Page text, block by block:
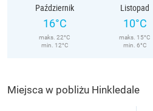
Październik
16°C
maks. 22°C
min. 12°C
Listopad
10°C
maks. 15°C
min. 6°C
Miejsca w pobliżu Hinkledale